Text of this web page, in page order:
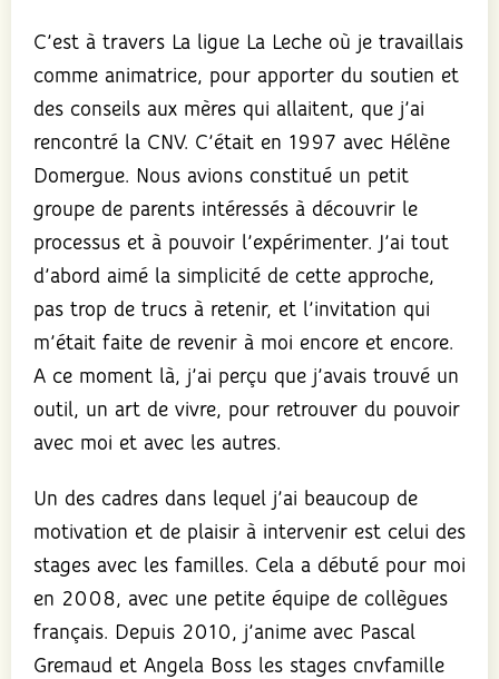
C’est à travers La ligue La Leche où je travaillais
comme animatrice, pour apporter du soutien et
des conseils aux mères qui allaitent, que j’ai
rencontré la CNV. C’était en 1997 avec Hélène
Domergue. Nous avions constitué un petit
groupe de parents intéressés à découvrir le
processus et à pouvoir l’expérimenter. J’ai tout
d’abord aimé la simplicité de cette approche,
pas trop de trucs à retenir, et l’invitation qui
m’était faite de revenir à moi encore et encore.
A ce moment là, j’ai perçu que j’avais trouvé un
outil, un art de vivre, pour retrouver du pouvoir
avec moi et avec les autres.
Un des cadres dans lequel j’ai beaucoup de
motivation et de plaisir à intervenir est celui des
stages avec les familles. Cela a débuté pour moi
en 2008, avec une petite équipe de collègues
français. Depuis 2010, j’anime avec Pascal
Gremaud et Angela Boss les stages cnvfamille